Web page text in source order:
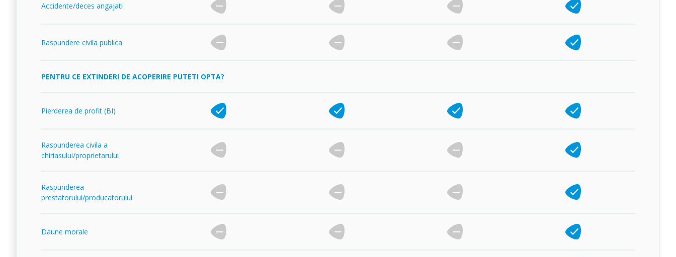
Accidente/deces angajati
Raspundere civila publica
PENTRU CE EXTINDERI DE ACOPERIRE PUTETI OPTA?
Pierderea de profit (BI)
Raspunderea civila a
chiriasului/proprietarului
Raspunderea
prestatorului/producatorului
Daune morale